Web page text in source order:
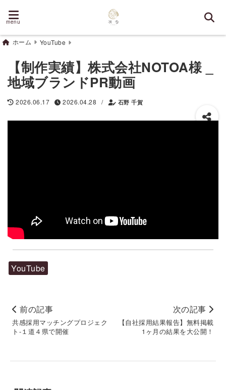
menu
ホーム YouTube
【制作実績】株式会社NOTOA様 _
地域ブランドPR動画
2026.06.17 2026.04.28 / 石野 千賀
YouTube
前の記事
共感採用マッチングプロジェク
ト-１道４県で開催
次の記事
【自社採用結果報告】無料掲載
1ヶ月の結果を大公開！